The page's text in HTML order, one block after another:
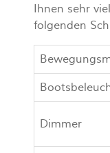
Ihnen sehr
folgenden
Dimmer